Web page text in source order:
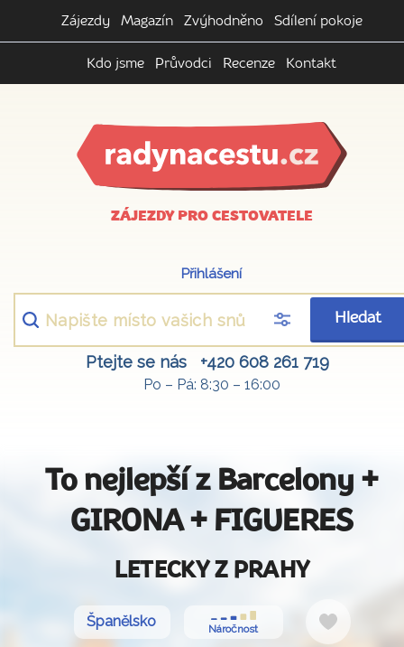
Zájezdy Magazín Zvýhodněno Sdílení pokoje
Kdo jsme Průvodci Recenze Kontakt
ZÁJEZDY PRO CESTOVATELE
Přihlášení
Hledat
Ptejte se nás +420 608 261 719
Po – Pá: 8:30 – 16:00
To nejlepší z Barcelony +
GIRONA + FIGUERES
LETECKY Z PRAHY
Španělsko Náročnost
Do